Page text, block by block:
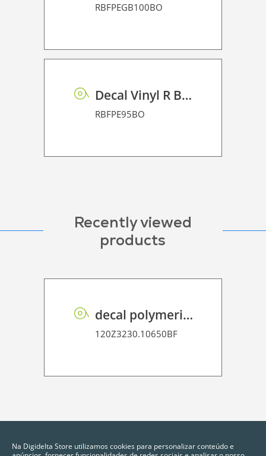
RBFPEGB100BO
Decal Vinyl R BF PE 95 BO
RBFPE95BO
Recently viewed
products
decal polymeric vinyl P HT BF PE 75 BO
120Z3230.10650BF
Na Digidelta Store utilizamos cookies para personalizar conteúdo e